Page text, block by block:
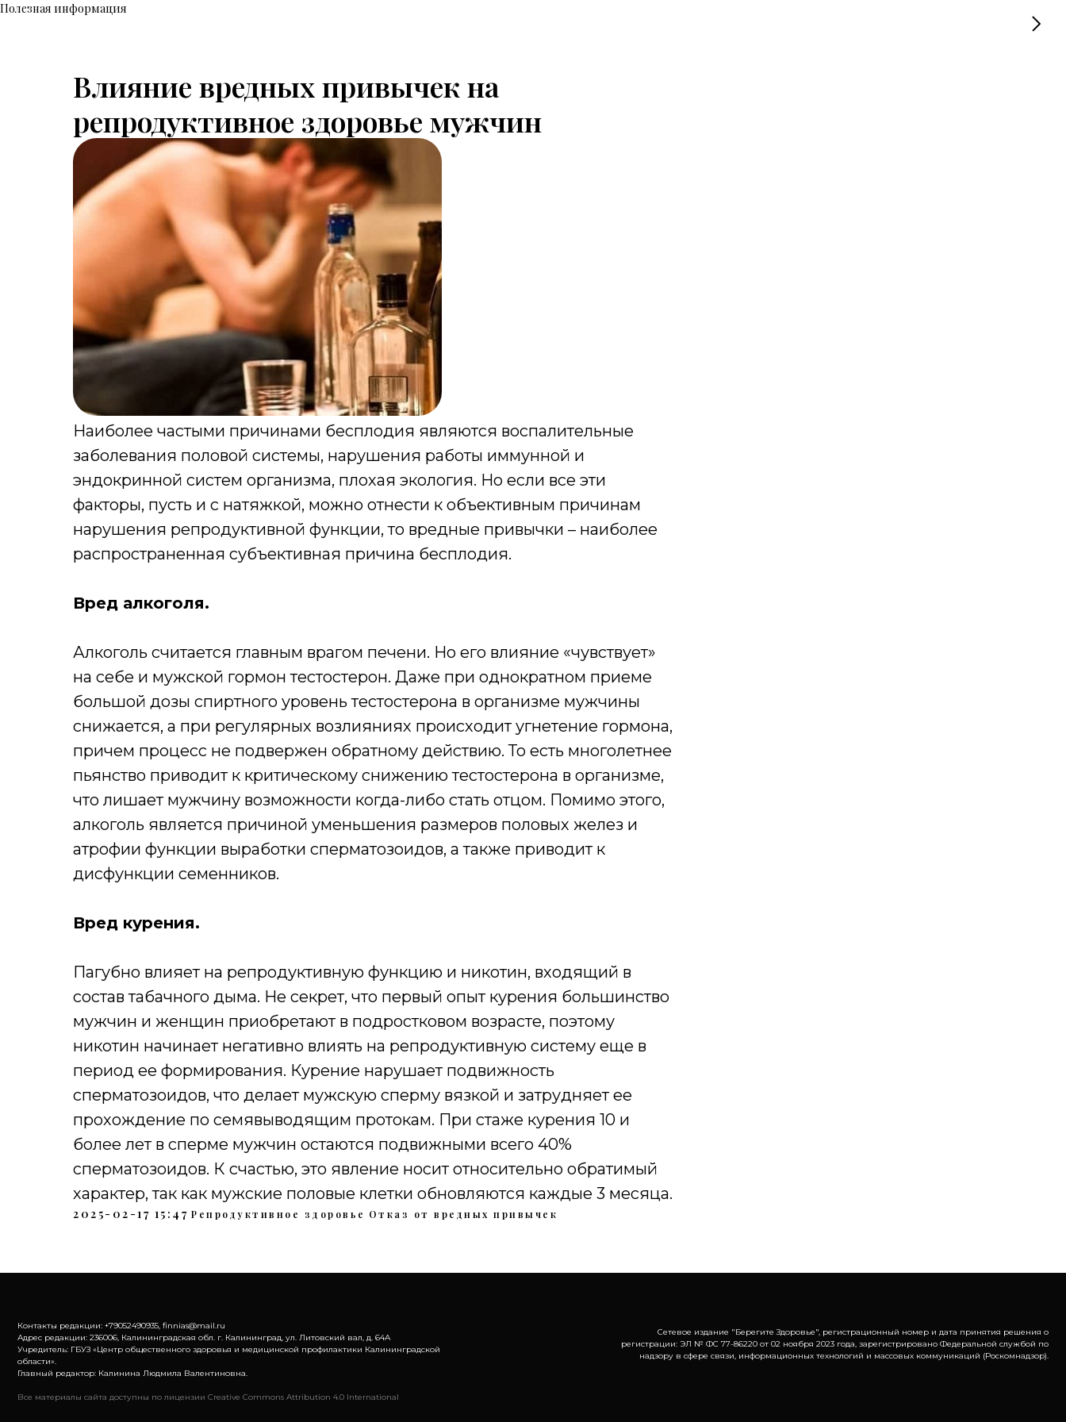
Полезная информация
Влияние вредных привычек на
репродуктивное здоровье мужчин
Наиболее частыми причинами бесплодия являются воспалительные
заболевания половой системы, нарушения работы иммунной и
эндокринной систем организма, плохая экология. Но если все эти
факторы, пусть и с натяжкой, можно отнести к объективным причинам
нарушения репродуктивной функции, то вредные привычки – наиболее
распространенная субъективная причина бесплодия.
Вред алкоголя.
Алкоголь считается главным врагом печени. Но его влияние «чувствует»
на себе и мужской гормон тестостерон. Даже при однократном приеме
большой дозы спиртного уровень тестостерона в организме мужчины
снижается, а при регулярных возлияниях происходит угнетение гормона,
причем процесс не подвержен обратному действию. То есть многолетнее
пьянство приводит к критическому снижению тестостерона в организме,
что лишает мужчину возможности когда-либо стать отцом. Помимо этого,
алкоголь является причиной уменьшения размеров половых желез и
атрофии функции выработки сперматозоидов, а также приводит к
дисфункции семенников.
Вред курения.
Пагубно влияет на репродуктивную функцию и никотин, входящий в
состав табачного дыма. Не секрет, что первый опыт курения большинство
мужчин и женщин приобретают в подростковом возрасте, поэтому
никотин начинает негативно влиять на репродуктивную систему еще в
период ее формирования. Курение нарушает подвижность
сперматозоидов, что делает мужскую сперму вязкой и затрудняет ее
прохождение по семявыводящим протокам. При стаже курения 10 и
более лет в сперме мужчин остаются подвижными всего 40%
сперматозоидов. К счастью, это явление носит относительно обратимый
характер, так как мужские половые клетки обновляются каждые 3 месяца.
2025-02-17 15:47 Репродуктивное здоровье Отказ от вредных привычек
Контакты редакции: +79052490935, finnias@mail.ru
Адрес редакции: 236006, Калининградская обл. г. Калининград, ул. Литовский вал, д. 64А
Учредитель: ГБУЗ «Центр общественного здоровья и медицинской профилактики Калининградской
области».
Главный редактор: Калинина Людмила Валентиновна.
Все материалы сайта доступны по лицензии Creative Commons Attribution 4.0 International
Сетевое издание "Берегите Здоровье", регистрационный номер и дата принятия решения о
регистрации: ЭЛ № ФС 77-86220 от 02 ноября 2023 года, зарегистрировано Федеральной службой по
надзору в сфере связи, информационных технологий и массовых коммуникаций (Роскомнадзор).